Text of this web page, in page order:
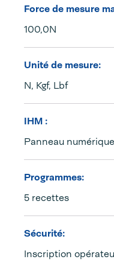
Force de mesure
100,0N
Unité de mesure:
N, Kgf, Lbf
IHM :
Panneau
Programmes:
5 recettes
Sécurité:
Inscription